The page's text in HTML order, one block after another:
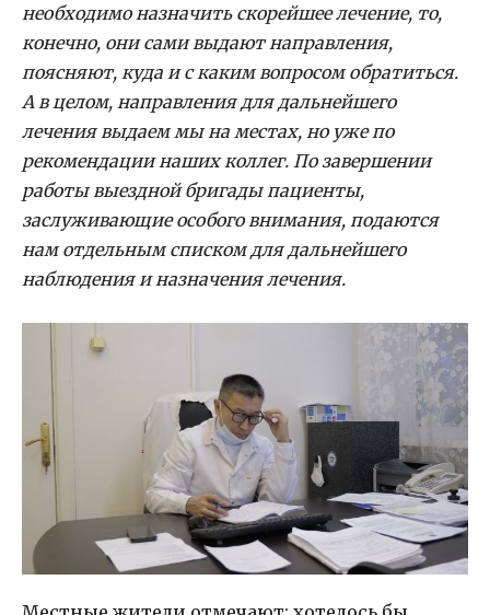
необходимо назначить скорейшее лечение, то,
конечно, они сами выдают направления,
поясняют, куда и с каким вопросом обратиться.
А в целом, направления для дальнейшего
лечения выдаем мы на местах, но уже по
рекомендации наших коллег. По завершении
работы выездной бригады пациенты,
заслуживающие особого внимания, подаются
нам отдельным списком для дальнейшего
наблюдения и назначения лечения.